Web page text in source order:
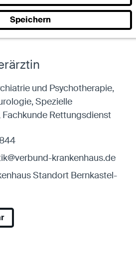
Frieler-Reichert
und Psychotherapie,
Spezielle
Rettungsdienst
krankenhaus.de
Standort Bernkastel-
die vom Benutzer ausgewählten
2 Wochen
erlauben Sie das Laden von
Speichern